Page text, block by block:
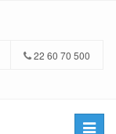
22 60 70 500
Toggle